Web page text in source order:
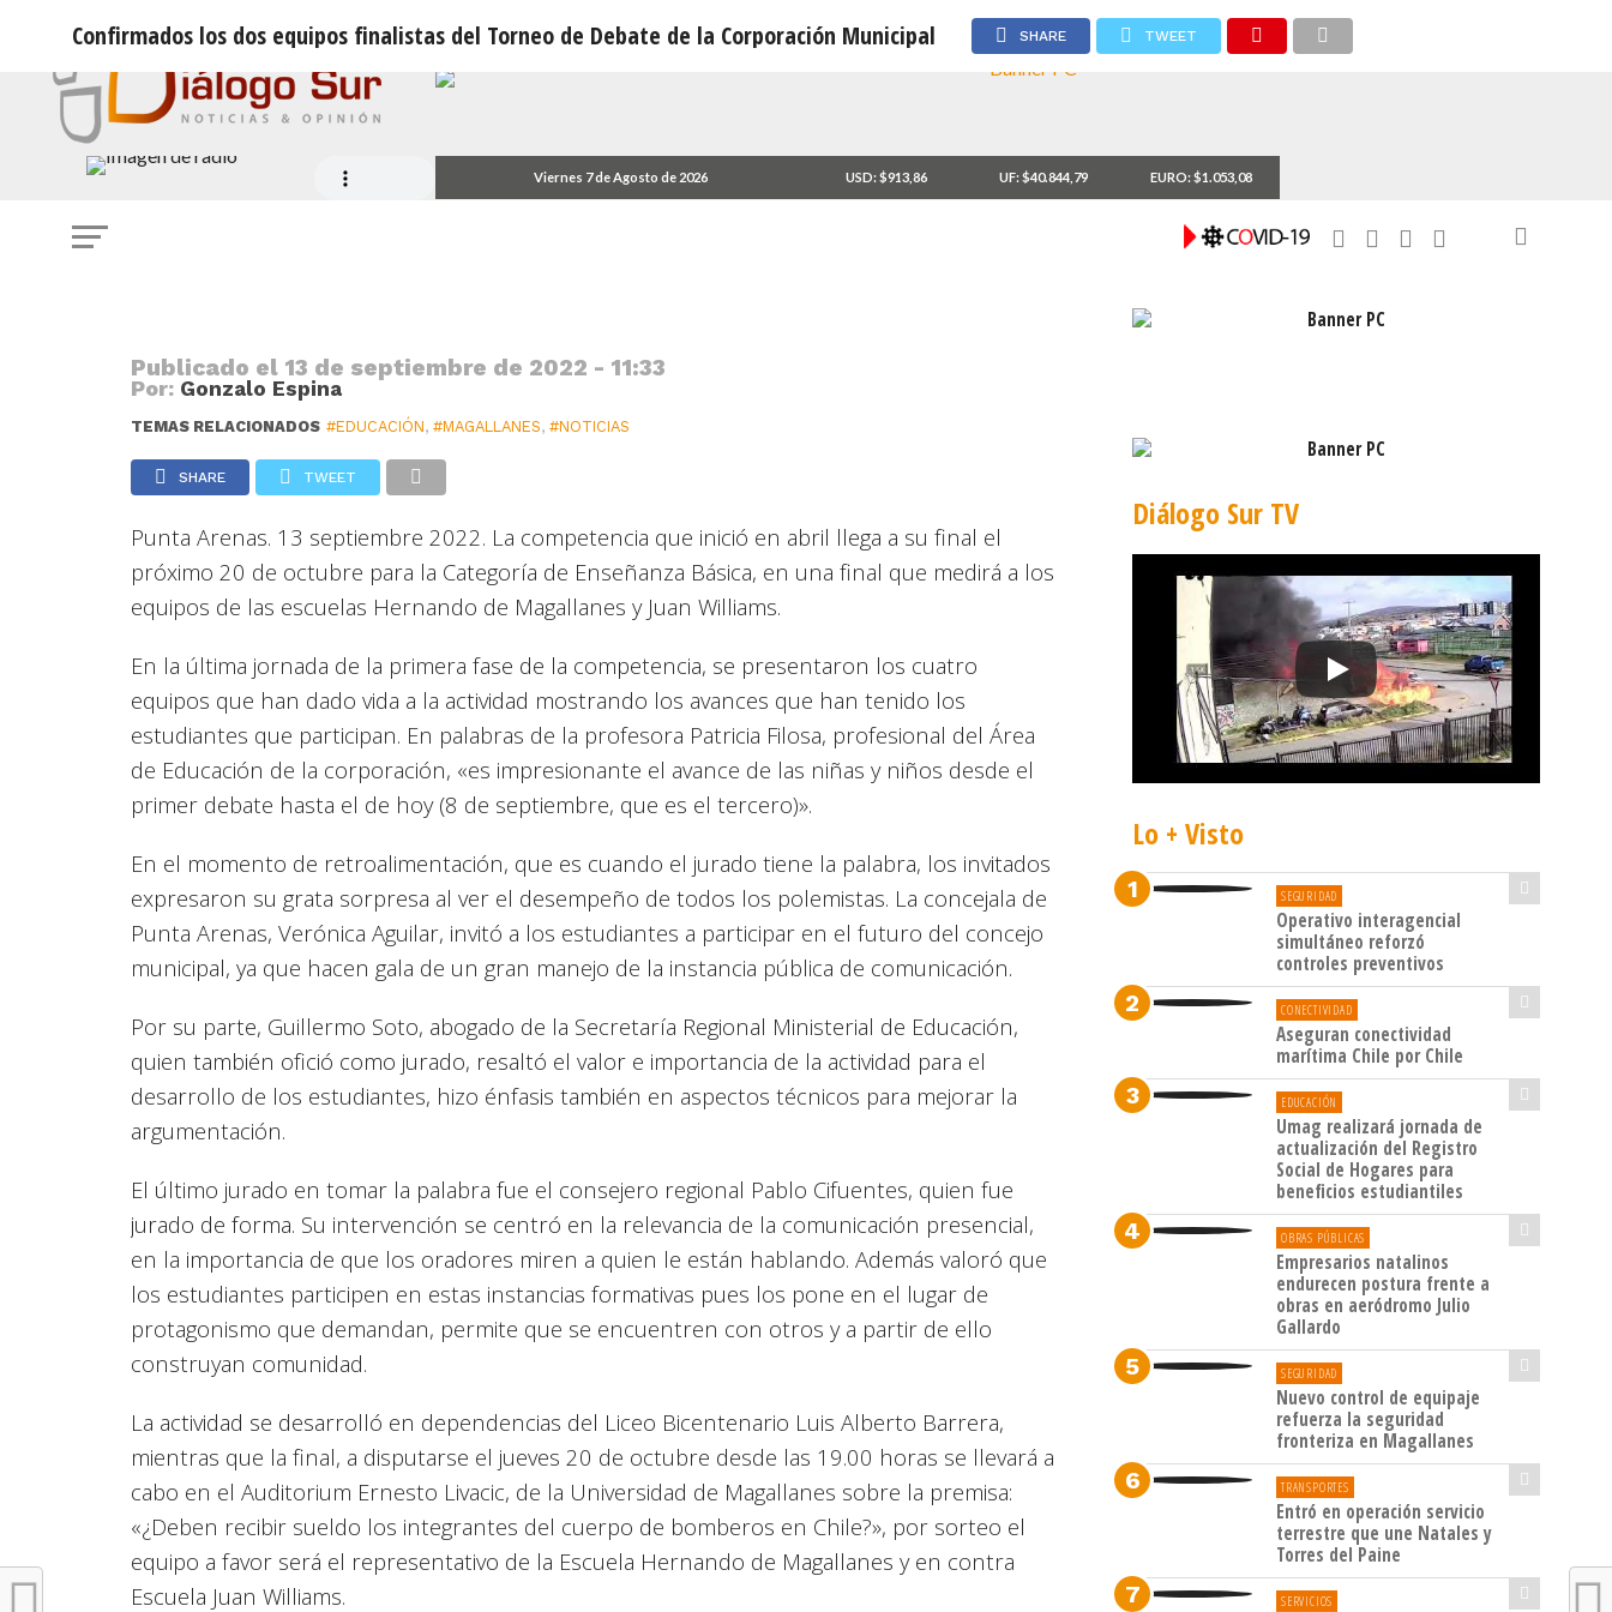
Viernes 7 de Agosto de 2026 USD: $913,86 UF: $40.844,79 EURO: $1.053,08
Confirmados los dos equipos finalistas del Torneo de Debate de la Corporación Municipal SHARE TWEET
NOTICIAS
Confirmados los dos equipos finalistas del Torneo de
Publicado el 13 de septiembre de 2022 - 11:33
Por: Gonzalo Espina
TEMAS RELACIONADOS #EDUCACIÓN,#MAGALLANES,#NOTICIAS
SHARE TWEET
Punta Arenas. 13 septiembre 2022. La competencia que inició en abril llega a su final el
próximo 20 de octubre para la Categoría de Enseñanza Básica, en una final que medirá a los
equipos de las escuelas Hernando de Magallanes y Juan Williams.
En la última jornada de la primera fase de la competencia, se presentaron los cuatro
equipos que han dado vida a la actividad mostrando los avances que han tenido los
estudiantes que participan. En palabras de la profesora Patricia Filosa, profesional del Área
de Educación de la corporación, «es impresionante el avance de las niñas y niños desde el
primer debate hasta el de hoy (8 de septiembre, que es el tercero)».
En el momento de retroalimentación, que es cuando el jurado tiene la palabra, los invitados
expresaron su grata sorpresa al ver el desempeño de todos los polemistas. La concejala de
Punta Arenas, Verónica Aguilar, invitó a los estudiantes a participar en el futuro del concejo
municipal, ya que hacen gala de un gran manejo de la instancia pública de comunicación.
Por su parte, Guillermo Soto, abogado de la Secretaría Regional Ministerial de Educación,
quien también ofició como jurado, resaltó el valor e importancia de la actividad para el
desarrollo de los estudiantes, hizo énfasis también en aspectos técnicos para mejorar la
argumentación.
El último jurado en tomar la palabra fue el consejero regional Pablo Cifuentes, quien fue
jurado de forma. Su intervención se centró en la relevancia de la comunicación presencial,
en la importancia de que los oradores miren a quien le están hablando. Además valoró que
los estudiantes participen en estas instancias formativas pues los pone en el lugar de
protagonismo que demandan, permite que se encuentren con otros y a partir de ello
construyan comunidad.
La actividad se desarrolló en dependencias del Liceo Bicentenario Luis Alberto Barrera,
mientras que la final, a disputarse el jueves 20 de octubre desde las 19.00 horas se llevará a
cabo en el Auditorium Ernesto Livacic, de la Universidad de Magallanes sobre la premisa:
«¿Deben recibir sueldo los integrantes del cuerpo de bomberos en Chile?», por sorteo el
equipo a favor será el representativo de la Escuela Hernando de Magallanes y en contra
Escuela Juan Williams.
Diálogo Sur TV
Lo + Visto
SEGURIDAD
Operativo interagencial
simultáneo reforzó
controles preventivos
CONECTIVIDAD
Aseguran conectividad
marítima Chile por Chile
EDUCACIÓN
Umag realizará jornada de
actualización del Registro
Social de Hogares para
beneficios estudiantiles
OBRAS PÚBLICAS
Empresarios natalinos
endurecen postura frente a
obras en aeródromo Julio
Gallardo
SEGURIDAD
Nuevo control de equipaje
refuerza la seguridad
fronteriza en Magallanes
TRANSPORTES
Entró en operación servicio
terrestre que une Natales y
Torres del Paine
SERVICIOS